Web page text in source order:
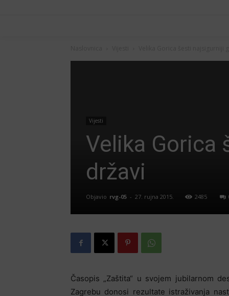
Vijesti
Velika Gorica
državi
Objavio rvg-05 - 27. rujna 2015. 2485
Časopis „Zaštita“ u svojem jubilarnom
Zagrebu donosi rezultate istraživanja